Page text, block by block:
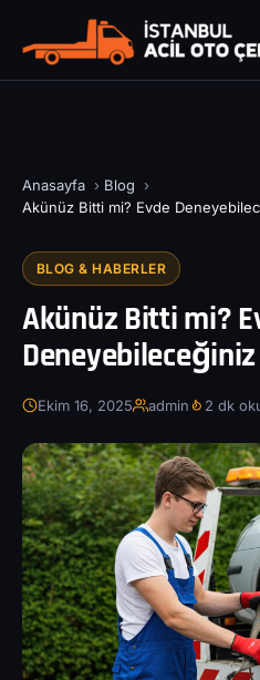
Anasayfa › Blog
›
Akünüz Bitti mi? Evde
BLOG & HABERLER
Akünüz Bitti mi?
Ekim 16, 2025 admin 2 dk